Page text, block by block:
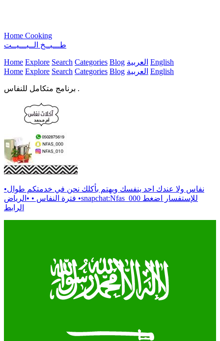
Home Cooking
طـــبــخ الــبـــيــت
Home Explore Search Categories Blog العربية English
Home Explore Search Categories Blog العربية English
برنامج متكامل للنفاس .
•نفاس ولا عندك احد ينفسك ويهتم بأكلك نحن في خدمتكم طوال
فترة النفاس • •الرياض •snapchat:Nfas_000 للإستفسار اضغط
الرابط